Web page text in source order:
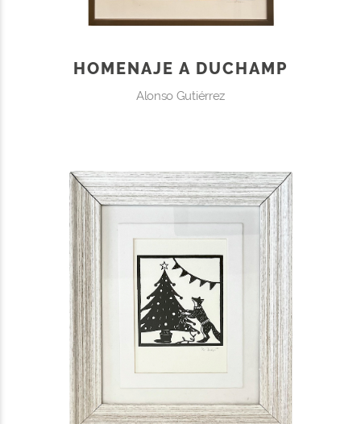
HOMENAJE A DUCHAMP
Alonso Gutiérrez